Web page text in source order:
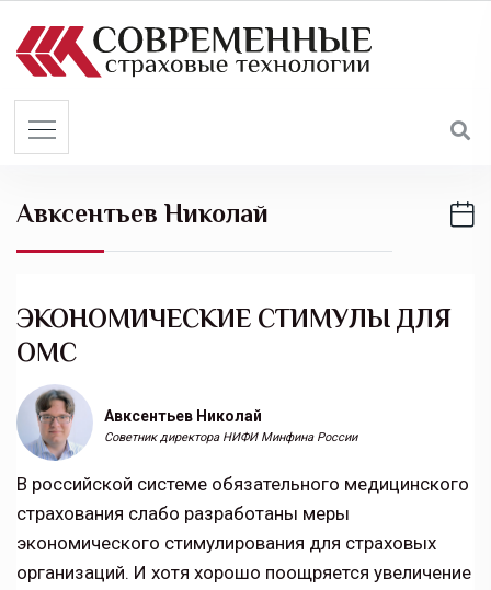
Авксентьев Николай
ЭКОНОМИЧЕСКИЕ СТИМУЛЫ ДЛЯ
ОМС
Авксентьев Николай
Советник директора НИФИ Минфина России
В российской системе обязательного медицинского
страхования слабо разработаны меры
экономического стимулирования для страховых
организаций. И хотя хорошо поощряется увеличение